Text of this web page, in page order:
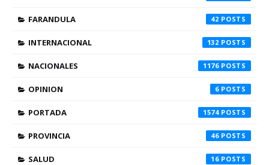
FARANDULA 42
INTERNACIONAL 132
NACIONALES 1176
OPINION 6
PORTADA 1574
PROVINCIA 46
SALUD 16